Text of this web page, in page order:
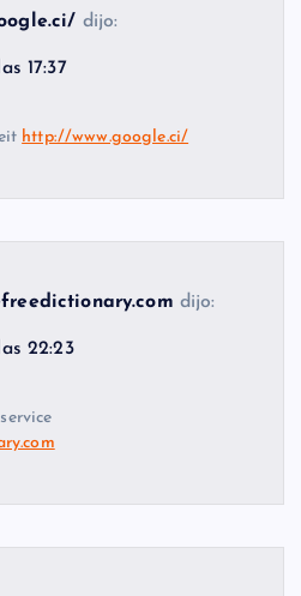
dijo:
17:37
http://www.google.ci/
dijo:
22:23